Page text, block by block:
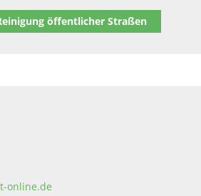
öffentlicher Straßen
online.de